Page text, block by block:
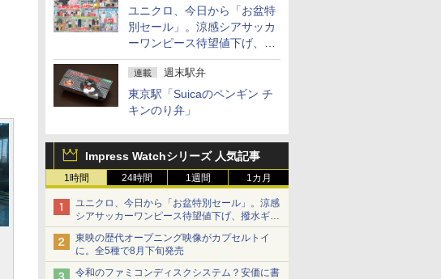
ユニクロ、今日から「お盆特
別セール」。涼感シアサッカ
ーワンピース待望値下げ、撥
水ギアショーツは1990円に
連載 週末駅弁
東京駅「Suicaのペンギン チ
キンのり弁」
Impress Watchシリーズ 人気記事
1時間 24時間 1週間 1カ月
ユニクロ、今日から「お盆特別セール」。涼感
シアサッカーワンピース待望値下げ、撥水ギア
ショーツは1990円に
東映の歴代オープニング映像がカプセルトイ
に。全5種で8月下旬発売
令和のファミコンディスクシステム？安価に書